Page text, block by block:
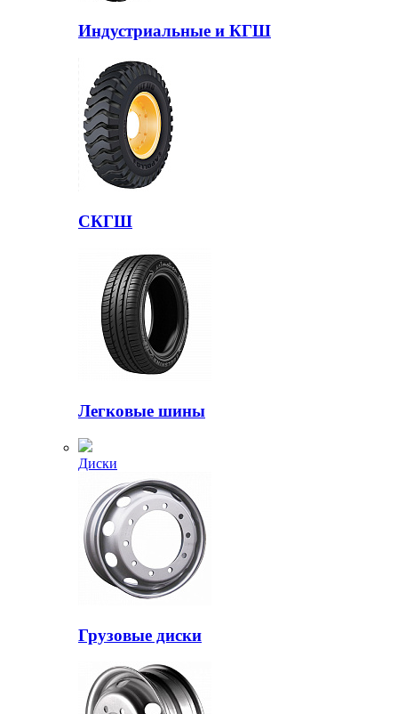
Индустриальные и КГШ
СКГШ
Легковые шины
Диски
Грузовые диски